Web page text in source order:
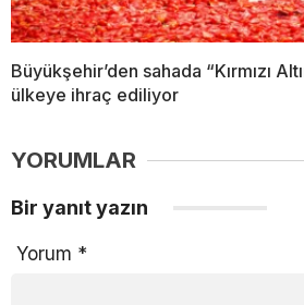
Büyükşehir’den sahada “Kırmızı
ülkeye ihraç ediliyor
YORUMLAR
Bir yanıt yazın
Yorum *